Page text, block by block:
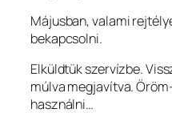
Májusban, valami
bekapcsolni.
Elküldtük szervízbe.
múlva megjavítva.
használni…